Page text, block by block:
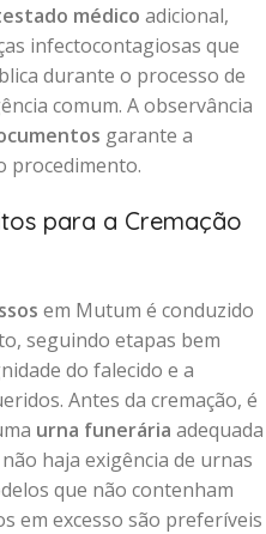
médico adicional,
infectocontagiosas que
durante o processo de
comum. A observância
garante a
procedimento.
para a Cremação
em Mutum é conduzido
seguindo etapas bem
do falecido e a
Antes da cremação, é
urna funerária adequada
haja exigência de urnas
que não contenham
em excesso são preferíveis